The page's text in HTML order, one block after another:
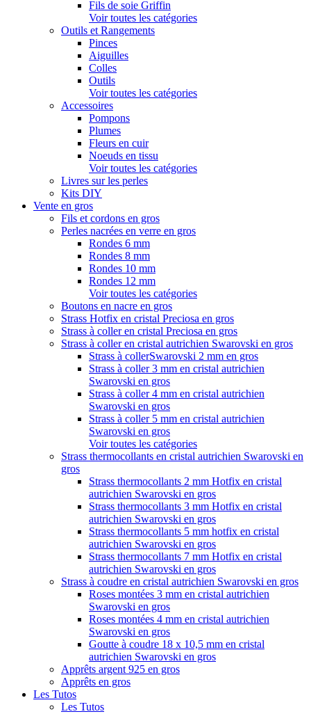
Fils de soie Griffin
Voir toutes les catégories
Outils et Rangements
Pinces
Aiguilles
Colles
Outils
Voir toutes les catégories
Accessoires
Pompons
Plumes
Fleurs en cuir
Noeuds en tissu
Voir toutes les catégories
Livres sur les perles
Kits DIY
Vente en gros
Fils et cordons en gros
Perles nacrées en verre en gros
Rondes 6 mm
Rondes 8 mm
Rondes 10 mm
Rondes 12 mm
Voir toutes les catégories
Boutons en nacre en gros
Strass Hotfix en cristal Preciosa en gros
Strass à coller en cristal Preciosa en gros
Strass à coller en cristal autrichien Swarovski en gros
Strass à collerSwarovski 2 mm en gros
Strass à coller 3 mm en cristal autrichien
Swarovski en gros
Strass à coller 4 mm en cristal autrichien
Swarovski en gros
Strass à coller 5 mm en cristal autrichien
Swarovski en gros
Voir toutes les catégories
Strass thermocollants en cristal autrichien Swarovski en
gros
Strass thermocollants 2 mm Hotfix en cristal
autrichien Swarovski en gros
Strass thermocollants 3 mm Hotfix en cristal
autrichien Swarovski en gros
Strass thermocollants 5 mm hotfix en cristal
autrichien Swarovski en gros
Strass thermocollants 7 mm Hotfix en cristal
autrichien Swarovski en gros
Strass à coudre en cristal autrichien Swarovski en gros
Roses montées 3 mm en cristal autrichien
Swarovski en gros
Roses montées 4 mm en cristal autrichien
Swarovski en gros
Goutte à coudre 18 x 10,5 mm en cristal
autrichien Swarovski en gros
Apprêts argent 925 en gros
Apprêts en gros
Les Tutos
Les Tutos